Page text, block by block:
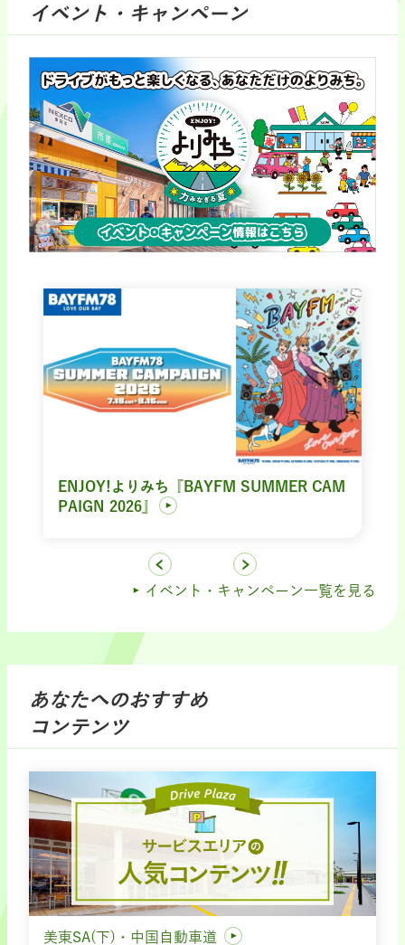
イベント・キャンペーン
ENJOY!よりみち『BAYFM SUMMER CAM
PAIGN 2026』
イベント・キャンペーン一覧を見る
あなたへのおすすめ
コンテンツ
美東SA(下)・中国自動車道